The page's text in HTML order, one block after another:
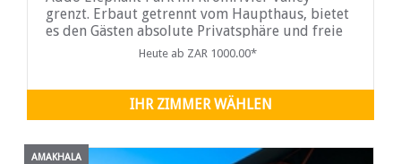
grenzt. Erbaut getrennt vom Haupthaus, bietet
es den Gästen absolute Privatsphäre und freie
Zeit, um die Ruhe der Natur zu erkunden...
Heute ab ZAR 1000.00*
IHR ZIMMER WÄHLEN
AMAKHALA